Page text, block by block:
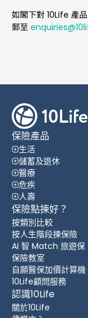
如閣下對 10Life 產
郵至
保險產品
生活
儲蓄及退休
醫療
危疾
人壽
保險點揀好？
按類別比較
按人生階段揀保險
AI 智 Match 旅遊保
保險教室
自願醫保加價計算機
10Life顧問服務
認識10Life
關於10Life